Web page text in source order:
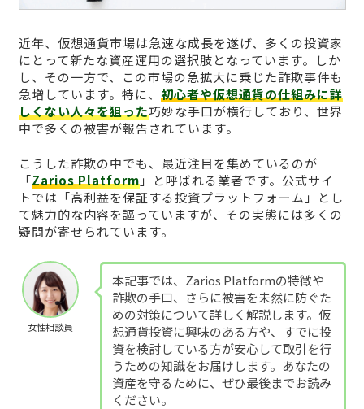
近年、仮想通貨市場は急速な成長を遂げ、多くの投資家
にとって新たな資産運用の選択肢となっています。しか
し、その一方で、この市場の急拡大に乗じた詐欺事件も
急増しています。特に、 初心者や仮想通貨の仕組みに詳
しくない人々を狙った巧妙な手口が横行しており、世界
中で多くの被害が報告されています。
こうした詐欺の中でも、最近注目を集めているのが
「Zarios Platform」と呼ばれる業者です。公式サイ
トでは「高利益を保証する投資プラットフォーム」とし
て魅力的な内容を謳っていますが、その実態には多くの
疑問が寄せられています。
女性相談員
本記事では、Zarios Platformの特徴や
詐欺の手口、さらに被害を未然に防ぐた
めの対策について詳しく解説します。仮
想通貨投資に興味のある方や、すでに投
資を検討している方が安心して取引を行
うための知識をお届けします。あなたの
資産を守るために、ぜひ最後までお読み
ください。